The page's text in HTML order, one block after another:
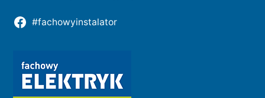
#fachowyinstalator